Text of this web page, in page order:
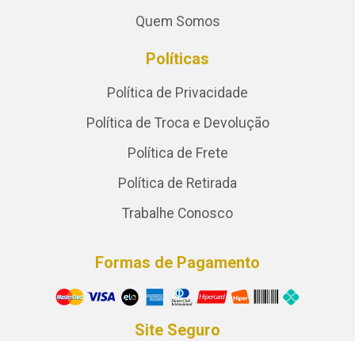
Quem Somos
Políticas
Política de Privacidade
Política de Troca e Devolução
Política de Frete
Política de Retirada
Trabalhe Conosco
Formas de Pagamento
Site Seguro